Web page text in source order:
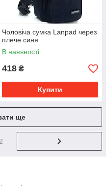
Чоловіча сумка Lanpad через
плече синя
В наявності
418 ₴
Купити
ще